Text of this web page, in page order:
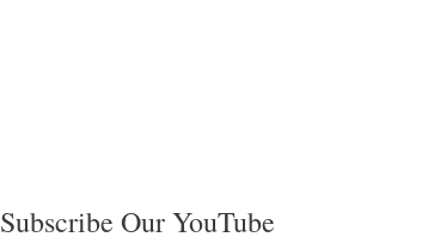
Subscribe Our YouTube